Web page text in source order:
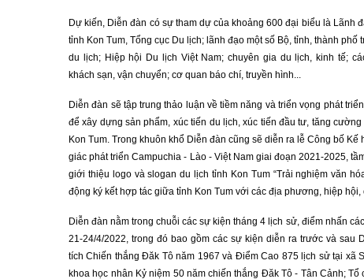
Dự kiến, Diễn đàn có sự tham dự của khoảng 600 đại biểu là Lãnh
tỉnh Kon Tum, Tổng cục Du lịch; lãnh đạo một số Bộ, tỉnh, thành
du lịch; Hiệp hội Du lịch Việt Nam; chuyên gia du lịch, kinh tế;
khách sạn, vận chuyển; cơ quan báo chí, truyền hình...
Diễn đàn sẽ tập trung thảo luận về tiềm năng và triển vọng phát
để xây dựng sản phẩm, xúc tiến du lịch, xúc tiến đầu tư, tăng
Kon Tum. Trong khuôn khổ Diễn đàn cũng sẽ diễn ra lễ Công bố Kế
giác phát triển Campuchia - Lào - Việt Nam giai đoạn 2021-2025,
giới thiệu logo và slogan du lịch tỉnh Kon Tum “Trải nghiệm văn
động ký kết hợp tác giữa tỉnh Kon Tum với các địa phương, hiệp
Diễn đàn nằm trong chuỗi các sự kiện tháng 4 lịch sử, điểm nhấn
21-24/4/2022, trong đó bao gồm các sự kiện diễn ra trước và sau
tích Chiến thắng Đăk Tô năm 1967 và Điểm Cao 875 lịch sử tại xã
khoa học nhân Kỷ niệm 50 năm chiến thắng Đăk Tô - Tân Cảnh;